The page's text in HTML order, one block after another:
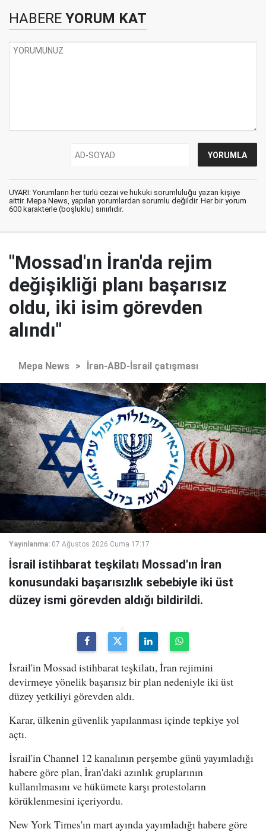
HABERE YORUM KAT
UYARI: Yorumların her türlü cezai ve hukuki sorumluluğu yazan kişiye
aittir. Mepa News, yapılan yorumlardan sorumlu değildir. Her bir yorum
600 karakterle (boşluklu) sınırlıdır.
"Mossad'ın İran'da rejim
değişikliği planı başarısız
oldu, iki isim görevden
alındı"
Mepa News > İran-ABD-İsrail çatışması
Yayınlanma: 07 Ağustos 2026 Cuma 17:17
İsrail istihbarat teşkilatı Mossad'ın İran
konusundaki başarısızlık sebebiyle iki üst
düzey ismi görevden aldığı bildirildi.
İsrail'in Mossad istihbarat teşkilatı, İran rejimini
devirmeye yönelik başarısız bir plan nedeniyle iki üst
düzey yetkiliyi görevden aldı.
Karar, ülkenin güvenlik yapılanması içinde tepkiye yol
açtı.
İsrail'in Channel 12 kanalının perşembe günü yayımladığı
habere göre plan, İran'daki azınlık gruplarının
kullanılmasını ve hükümete karşı protestoların
körüklenmesini içeriyordu.
New York Times'ın mart ayında yayımladığı habere göre